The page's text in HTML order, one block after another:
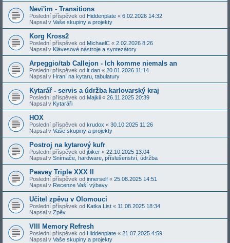
Nevi'im - Transitions
Poslední příspěvek od Hiddenplate « 6.02.2026 14:32
Napsal v Vaše skupiny a projekty
Korg Kross2
Poslední příspěvek od MichaelC « 2.02.2026 8:26
Napsal v Klávesové nástroje a syntezátory
Arpeggio/tab Callejon - Ich komme niemals an
Poslední příspěvek od lt.dan « 20.01.2026 11:14
Napsal v Hraní na kytaru, tabulatury
Kytarář - servis a údržba karlovarský kraj
Poslední příspěvek od Majkii « 26.11.2025 20:39
Napsal v Kytaráři
HOX
Poslední příspěvek od krudox « 30.10.2025 11:26
Napsal v Vaše skupiny a projekty
Postroj na kytarový kufr
Poslední příspěvek od jbiker « 22.10.2025 13:04
Napsal v Snímače, hardware, příslušenství, údržba
Peavey Triple XXX II
Poslední příspěvek od innerself « 25.08.2025 14:51
Napsal v Recenze Vaší výbavy
Učitel zpěvu v Olomouci
Poslední příspěvek od Katka List « 11.08.2025 18:34
Napsal v Zpěv
VIII Memory Refresh
Poslední příspěvek od Hiddenplate « 21.07.2025 4:59
Napsal v Vaše skupiny a projekty